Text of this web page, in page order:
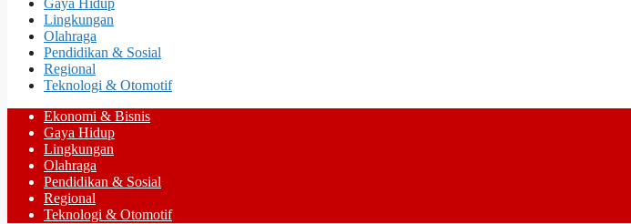
Gaya Hidup
Lingkungan
Olahraga
Pendidikan & Sosial
Regional
Teknologi & Otomotif
Ekonomi & Bisnis
Gaya Hidup
Lingkungan
Olahraga
Pendidikan & Sosial
Regional
Teknologi & Otomotif